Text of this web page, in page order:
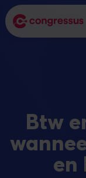
Btw
en